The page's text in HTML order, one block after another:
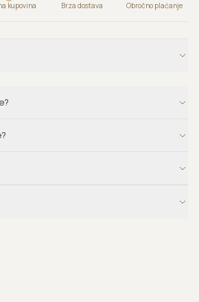
kupovina Brza dostava Obročno plaćanje